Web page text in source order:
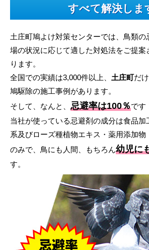
すべて解決しま
土庄町鳩よけ対策センターでは、鳥類の
場の状況に応じて適した対処法をご提案
ります。
全国での実績は3,000件以上、 土庄町だ
鳩駆除の施工事例があります。
そして、なんと、 忌避率は100％です
当社が使っている忌避剤の成分は食品
系及びローズ種植物エキス・薬用添加物
のみで、鳥にも人間、もちろん幼児に
す。